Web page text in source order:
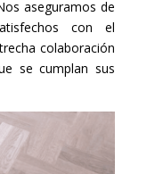
aseguramos de
con el
colaboración
se cumplan sus